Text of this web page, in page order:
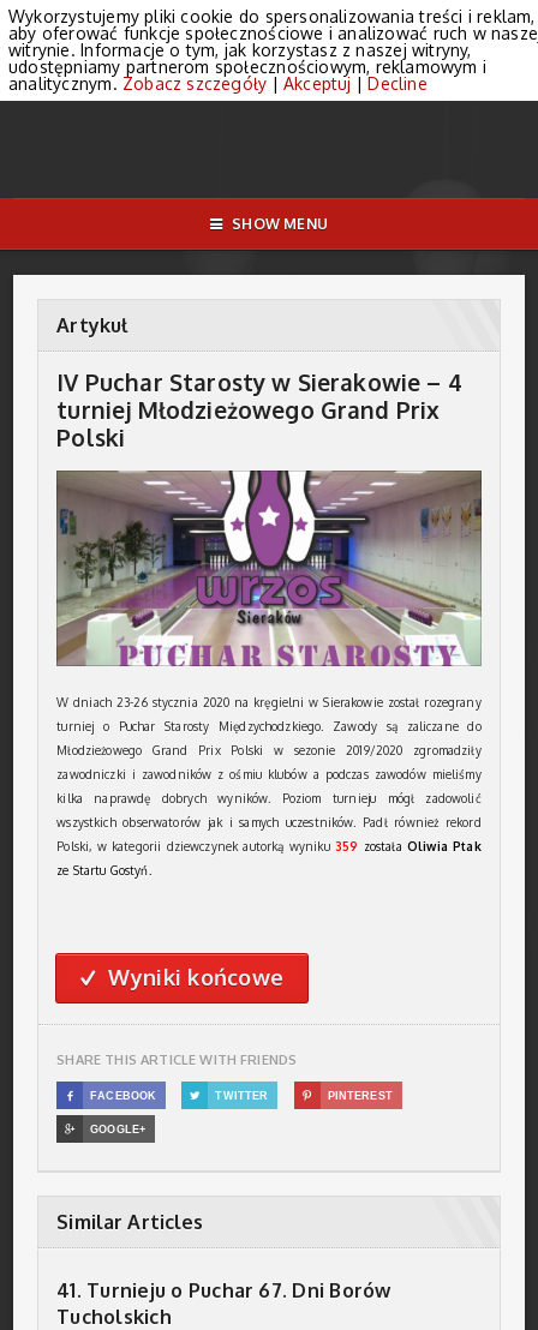
SHOW MENU
Artykuł
IV Puchar Starosty w Sierakowie – 4
turniej Młodzieżowego Grand Prix
Polski
W dniach 23-26 stycznia 2020 na kręgielni w Sierakowie został rozegrany
turniej o Puchar Starosty Międzychodzkiego. Zawody są zaliczane do
Młodzieżowego Grand Prix Polski w sezonie 2019/2020 zgromadziły
zawodniczki i zawodników z ośmiu klubów a podczas zawodów mieliśmy
kilka naprawdę dobrych wyników. Poziom turnieju mógł zadowolić
wszystkich obserwatorów jak i samych uczestników. Padł również rekord
Polski, w kategorii dziewczynek autorką wyniku 359 zostałaOliwia Ptak
ze Startu Gostyń.
✓ Wyniki końcowe
SHARE THIS ARTICLE WITH FRIENDS
 FACEBOOK  TWITTER  PINTEREST
 GOOGLE+
Similar Articles
41. Turnieju o Puchar 67. Dni Borów
Tucholskich
Wykorzystujemy pliki cookie do spersonalizowania treści i reklam,
aby oferować funkcje społecznościowe i analizować ruch w
witrynie. Informacje o tym, jak korzystasz z naszej witryny,
udostępniamy partnerom społecznościowym, reklamowym i
analitycznym. Zobacz szczegóły | Akceptuj |Decline